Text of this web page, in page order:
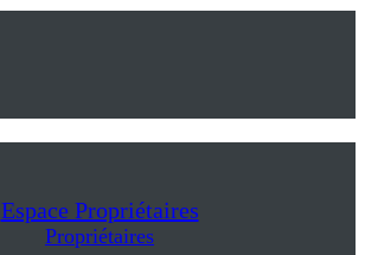
Espace Propriétaires
Propriétaires